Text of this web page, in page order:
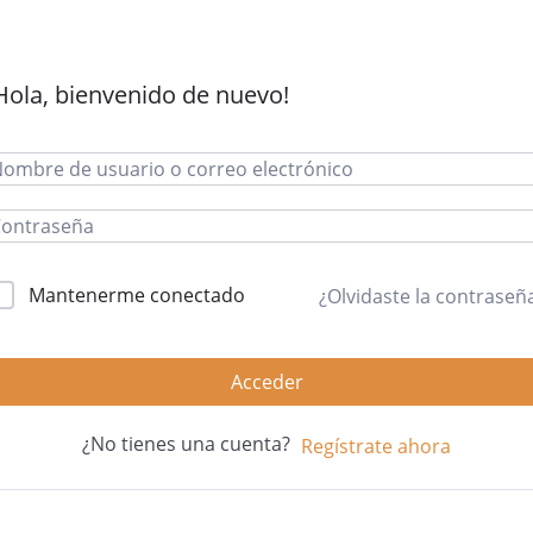
bienvenido de nuevo!
Mantenerme conectado ¿Olvidaste la
Acceder
¿No tienes una cuenta? Regístrate ahora